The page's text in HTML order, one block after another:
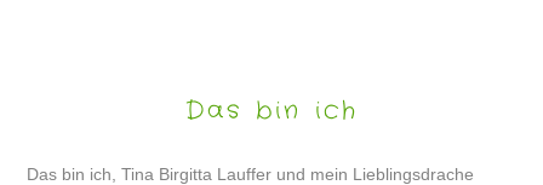
Das bin ich
Das bin ich, Tina Birgitta Lauffer und mein Lieblingsdrache